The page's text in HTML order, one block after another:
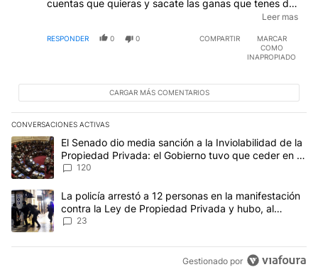
cuentas que quieras y sacate las ganas que tenes de
espacio politico ...y despues consideraria todo
nuevamente....No es una cuestion de porcentajes, hay
para negociar legislativamente...( asesorate )
Leer mas
RESPONDER 0 0 COMPARTIR
MARCAR
COMO
INAPROPIADO
CARGAR MÁS COMENTARIOS
CONVERSACIONES ACTIVAS
Este listado muestra los artículos con más comentarios en los
Un artículo de tendencia con el título "El Senado dio media
El Senado dio media sanción a la Inviolabilidad de la
Propiedad Privada: el Gobierno tuvo que ceder en la
Ley del Manejo del Fuego
120
Un artículo de tendencia con el título "La policía arrestó a 12
La policía arrestó a 12 personas en la manifestación
contra la Ley de Propiedad Privada y hubo, al
menos, 3 agentes heridos
23
Gestionado por